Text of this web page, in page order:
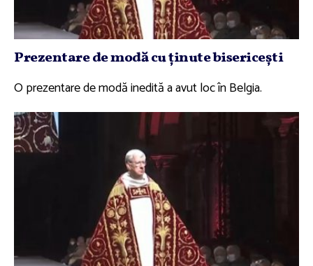
Prezentare de modă cu ţinute bisericeşti
O prezentare de modă inedită a avut loc în Belgia.